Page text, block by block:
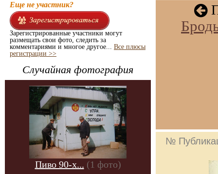
Еще не участник?
Зарегистрированные участники могут
размещать свои фото, следить за
комментариями и многое другое... Все плюсы
регистрации >>
Случайная фотография
Пиво 90-х... (1 фото)
№